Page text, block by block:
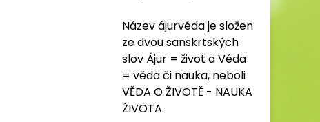
Název ájurvéda je složen
ze dvou sanskrtských
slov Ájur = život a Véda
= věda či nauka, neboli
VĚDA O ŽIVOTĚ - NAUKA
ŽIVOTA.